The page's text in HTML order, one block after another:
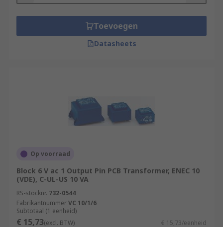
Toevoegen
Datasheets
Op voorraad
Block 6 V ac 1 Output Pin PCB Transformer, ENEC 10
(VDE), C-UL-US 10 VA
RS-stocknr. 732-0544
FabrikantnummerVC 10/1/6
Subtotaal (1 eenheid)
€ 15,73(excl. BTW) € 15,73/eenheid